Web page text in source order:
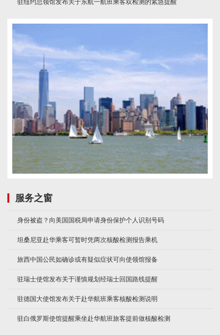
驻纽约总领馆发布关于东航一航班乘客双检测的紧急提醒
服务之窗
身份被盗？向美国国税局申请身份保护个人识别号码
坦桑尼亚赴华乘客可暂时凭两次核酸检测报告乘机
旅西中国公民如确诊或有疑似症状可向使领馆报备
驻瑞士使馆发布关于谨慎规划经瑞士回国路线提醒
驻德国大使馆发布关于赴华航班乘客核酸检测说明
驻白俄罗斯使馆提醒乘坐赴华航班旅客提前做核酸检测